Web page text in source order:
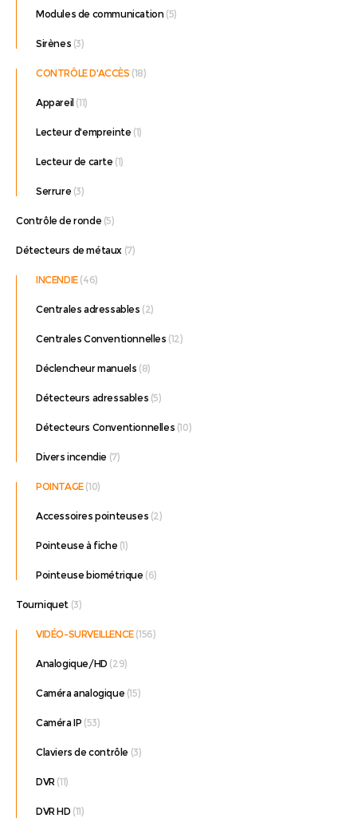
Modules de communication (5)
Sirènes (3)
CONTRÔLE D'ACCÈS (18)
Appareil (11)
Lecteur d'empreinte (1)
Lecteur de carte (1)
Serrure (3)
Contrôle de ronde (5)
Détecteurs de métaux (7)
INCENDIE (46)
Centrales adressables (2)
Centrales Conventionnelles (12)
Déclencheur manuels (8)
Détecteurs adressables (5)
Détecteurs Conventionnelles (10)
Divers incendie (7)
POINTAGE (10)
Accessoires pointeuses (2)
Pointeuse à fiche (1)
Pointeuse biométrique (6)
Tourniquet (3)
VIDÉO-SURVEILLENCE (156)
Analogique/HD (29)
Caméra analogique (15)
Caméra IP (53)
Claviers de contrôle (3)
DVR (11)
DVR HD (11)